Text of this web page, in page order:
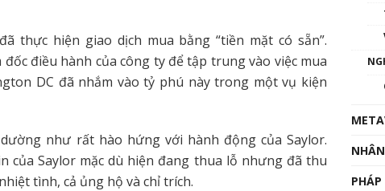
thực hiện giao dịch mua bằng “tiền mặt có sẵn”.
điều hành của công ty để tập trung vào việc mua
DC đã nhắm vào tỷ phú này trong một vụ kiện
như rất hào hứng với hành động của Saylor.
của Saylor mặc dù hiện đang thua lỗ nhưng đã thu
tình, cả ủng hộ và chỉ trích.
PHÁP